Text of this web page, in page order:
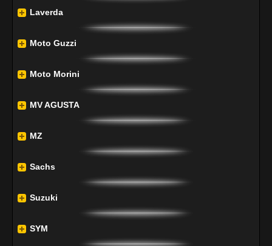
Laverda
Moto Guzzi
Moto Morini
MV AGUSTA
MZ
Sachs
Suzuki
SYM